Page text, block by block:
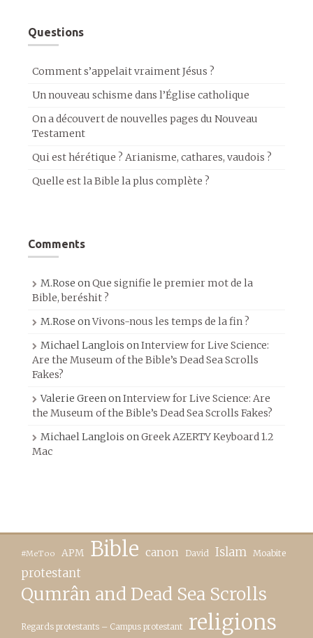
Questions
Comment s’appelait vraiment Jésus ?
Un nouveau schisme dans l’Église catholique
On a découvert de nouvelles pages du Nouveau
Testament
Qui est hérétique ? Arianisme, cathares, vaudois ?
Quelle est la Bible la plus complète ?
Comments
M.Rose onQue signifie le premier mot de la
Bible, beréshit ?
M.Rose onVivons-nous les temps de la fin ?
Michael Langlois onInterview for Live Science:
Are the Museum of the Bible’s Dead Sea Scrolls
Fakes?
Valerie GreenonInterview for Live Science: Are
the Museum of the Bible’s Dead Sea Scrolls Fakes?
Michael Langlois onGreek AZERTY Keyboard 1.2
Mac
#MeToo APM Bible canon David Islam Moabite
protestant
Qumrân and Dead Sea Scrolls
Regards protestants – Campus protestant religions